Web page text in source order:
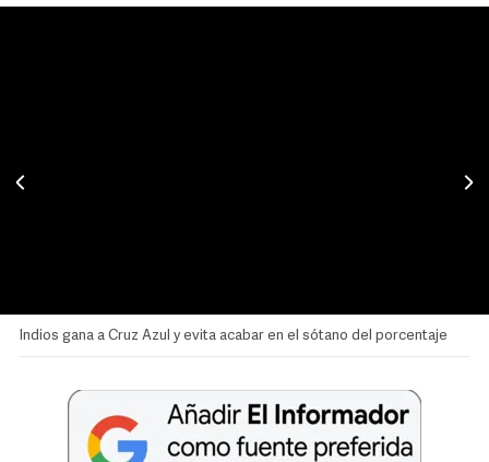
Indios gana a Cruz Azul y evita acabar en el sótano del porcentaje